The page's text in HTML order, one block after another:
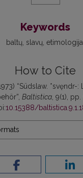
Keywords
baltų slavų etimologija
How to Cite
“Südslaw. *svęndr-
Baltistica , 9(1),
10.15388/